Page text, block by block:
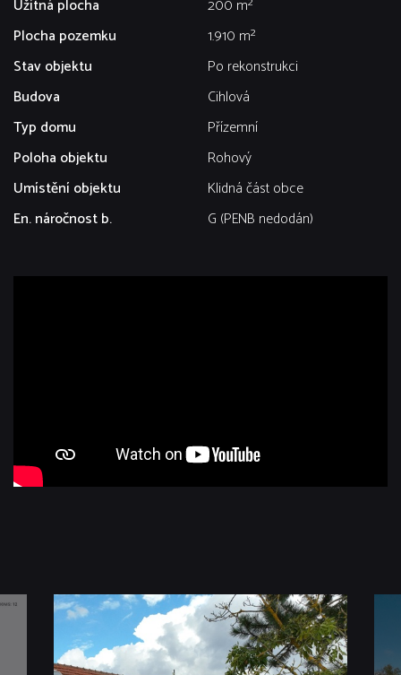
Užitná plocha
200 m²
Plocha pozemku
1.910 m²
Stav objektu
Po rekonstrukci
Budova
Cihlová
Typ domu
Přízemní
Poloha objektu
Rohový
Umístění objektu
Klidná část obce
En. náročnost b.
G (PENB nedodán)